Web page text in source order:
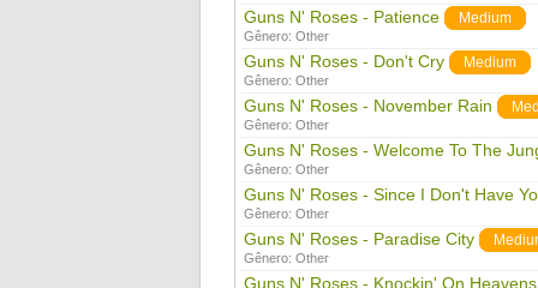
Guns N' Roses - Patience Medium
Gênero: Other
Guns N' Roses - Don't Cry Medium
Gênero: Other
Guns N' Roses - November Rain
Gênero: Other
Guns N' Roses - Welcome To The
Gênero: Other
Guns N' Roses - Since I Don't Have
Gênero: Other
Guns N' Roses - Paradise City
Gênero: Other
Guns N' Roses - Knockin' On